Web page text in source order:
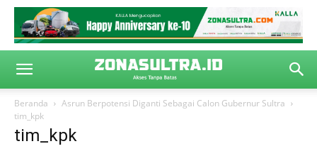
Beranda
Asrun Berpotensi Diganti Sebagai Calon Gubernur Sultra
tim_kpk
tim_kpk